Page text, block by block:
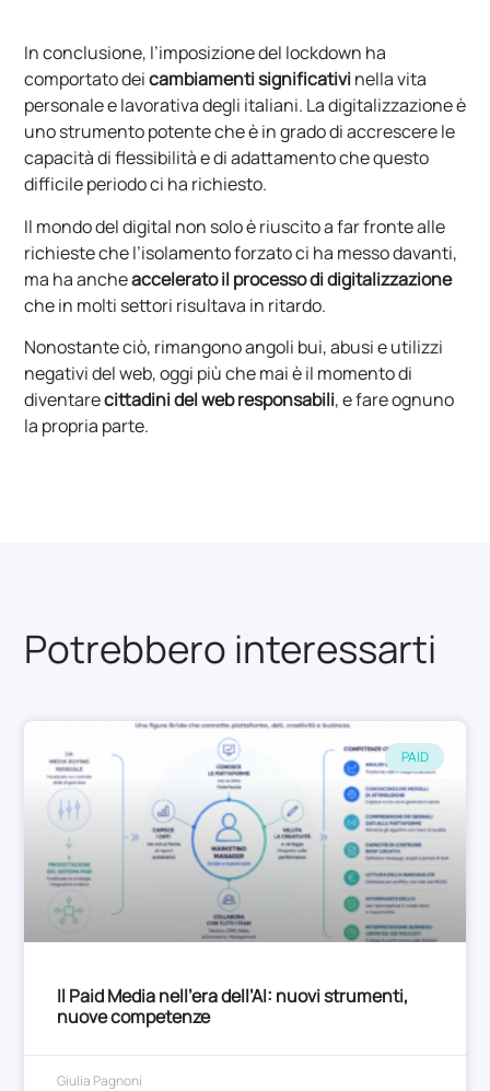
In conclusione, l’imposizione del lockdown ha
comportato deicambiamenti significativinella vita
personale e lavorativa degli italiani. La digitalizzazione è
uno strumento potente che è in grado di accrescere le
capacità di flessibilità e di adattamento che questo
difficile periodo ci ha richiesto.
Il mondo del digital non solo è riuscito a far fronte alle
richieste che l’isolamento forzato ci ha messo davanti,
ma ha ancheaccelerato il processo di digitalizzazione
che in molti settori risultava in ritardo.
Nonostante ciò, rimangono angoli bui, abusi e utilizzi
negativi del web, oggi più che mai è il momento di
diventarecittadini del web responsabili, e fare ognuno
la propria parte.
Potrebbero interessarti
PAID
Il Paid Media nell’era dell’AI: nuovi strumenti,
nuove competenze
Giulia Pagnoni